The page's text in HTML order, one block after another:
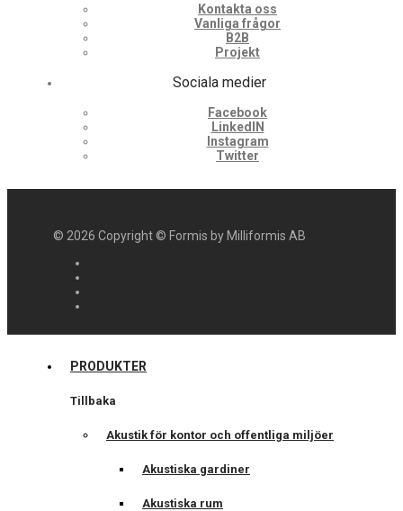
Kontakta oss
Vanliga frågor
B2B
Projekt
Sociala medier
Facebook
LinkedIN
Instagram
Twitter
© 2026 Copyright © Formis by Milliformis AB
PRODUKTER
Tillbaka
Akustik för kontor och offentliga miljöer
Akustiska gardiner
Akustiska rum